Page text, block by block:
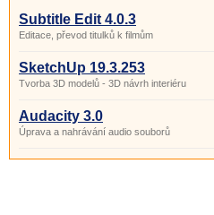
Subtitle Edit 4.0.3
Editace, převod titulků k filmům
SketchUp 19.3.253
Tvorba 3D modelů - 3D návrh interiéru
Audacity 3.0
Úprava a nahrávání audio souborů